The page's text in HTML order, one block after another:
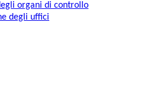
organi di controllo
degli uffici